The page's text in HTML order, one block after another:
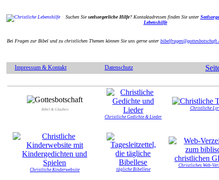
Suchen Sieseelsorgerliche Hilfe? Kontaktadressen finden Sie unter
Lebenshilfe
Bei Fragen zur Bibel und zu christlichen Themen können Sie uns gerne unter
Impressum & Kontakt Datenschutz
Bibel & Glauben
Christliche Gedichte & Lieder
Christliche
Christliche Kinderwebsite tägliche Bibellese
Christliches Web-